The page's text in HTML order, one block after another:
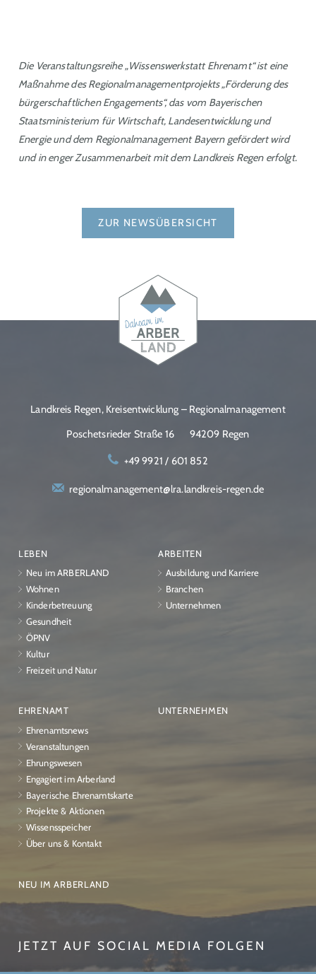
Die Veranstaltungsreihe „Wissenswerkstatt Ehrenamt“ ist eine
Maßnahme des Regionalmanagementprojekts „Förderung des
bürgerschaftlichen Engagements“, das vom Bayerischen
Staatsministerium für Wirtschaft, Landesentwicklung und
Energie und dem Regionalmanagement Bayern gefördert wird
und in enger Zusammenarbeit mit dem Landkreis Regen erfolgt.
ZUR NEWSÜBERSICHT
Landkreis Regen, Kreisentwicklung – Regionalmanagement
Poschetsrieder Straße 16
94209 Regen
+49 9921 / 601 852
regionalmanagement@lra.landkreis-regen.de
LEBEN
Neu im ARBERLAND
Wohnen
Kinderbetreuung
Gesundheit
ÖPNV
Kultur
Freizeit und Natur
ARBEITEN
Ausbildung und Karriere
Branchen
Unternehmen
EHRENAMT
Ehrenamtsnews
Veranstaltungen
Ehrungswesen
Engagiert im Arberland
Bayerische Ehrenamtskarte
Projekte & Aktionen
Wissensspeicher
Über uns & Kontakt
UNTERNEHMEN
NEU IM ARBERLAND
JETZT AUF SOCIAL MEDIA FOLGEN